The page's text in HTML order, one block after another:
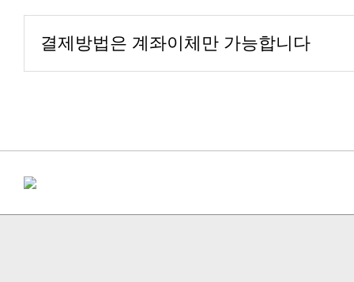
결제방법은 계좌이체만 가능합니다